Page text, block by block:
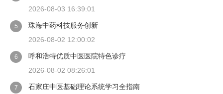
2026-08-03 16:39:01
5
珠海中药科技服务创新
2026-08-02 12:00:02
6
呼和浩特优质中医医院特色诊疗
2026-08-02 08:26:01
7 石家庄中医基础理论系统学习全指南